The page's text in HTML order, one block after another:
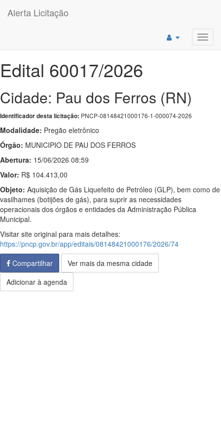
Alerta Licitação
Edital 60017/2026
Cidade: Pau dos Ferros (RN)
Identificador desta licitação: PNCP-08148421000176-1-000074-2026
Modalidade: Pregão eletrônico
Órgão: MUNICIPIO DE PAU DOS FERROS
Abertura: 15/06/2026 08:59
Valor: R$ 104.413,00
Objeto: Aquisição de Gás Liquefeito de Petróleo (GLP), bem como de
vasilhames (botijões de gás), para suprir as necessidades
operacionais dos órgãos e entidades da Administração Pública
Municipal.
Visitar site original para mais detalhes:
https://pncp.gov.br/app/editais/08148421000176/2026/74
Compartilhar
Ver mais da mesma cidade
Adicionar à agenda